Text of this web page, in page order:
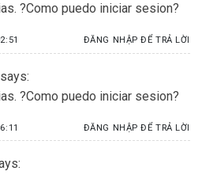
?Como puedo iniciar sesion?
ĐĂNG NHẬP ĐỂ TRẢ LỜI
says:
?Como puedo iniciar sesion?
ĐĂNG NHẬP ĐỂ TRẢ LỜI